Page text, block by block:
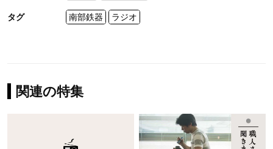
タグ 南部鉄器 ラジオ
関連の特集